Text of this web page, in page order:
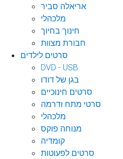
אריאלה סביר
מלכהלי
חינוך בחיוך
חבורת מצוות
סרטים לילדים
DVD - USB
בגן של דודו
סרטים חינוכיים
סרטי מתח ודרמה
מלכהלי
מנוחה פוקס
קומדיה
סרטים לפעוטות